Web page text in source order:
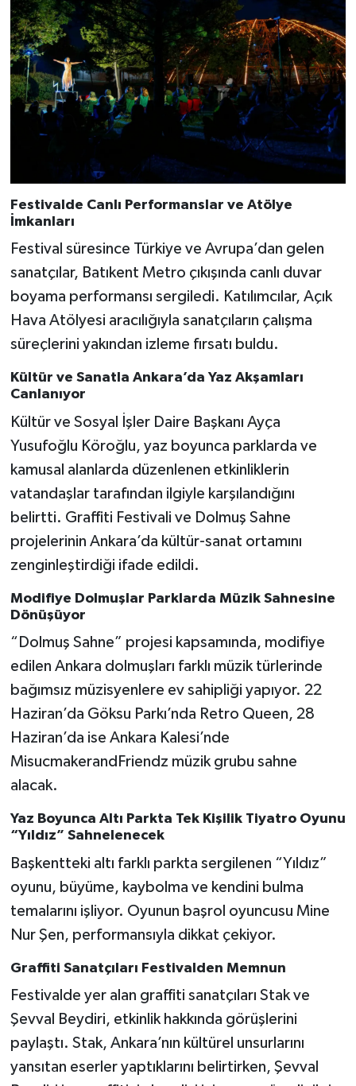
Festivalde Canlı Performanslar ve Atölye
İmkanları
Festival süresince Türkiye ve Avrupa’dan gelen
sanatçılar, Batıkent Metro çıkışında canlı duvar
boyama performansı sergiledi. Katılımcılar, Açık
Hava Atölyesi aracılığıyla sanatçıların çalışma
süreçlerini yakından izleme fırsatı buldu.
Kültür ve Sanatla Ankara’da Yaz Akşamları
Canlanıyor
Kültür ve Sosyal İşler Daire Başkanı Ayça
Yusufoğlu Köroğlu, yaz boyunca parklarda ve
kamusal alanlarda düzenlenen etkinliklerin
vatandaşlar tarafından ilgiyle karşılandığını
belirtti. Graffiti Festivali ve Dolmuş Sahne
projelerinin Ankara’da kültür-sanat ortamını
zenginleştirdiği ifade edildi.
Modifiye Dolmuşlar Parklarda Müzik Sahnesine
Dönüşüyor
“Dolmuş Sahne” projesi kapsamında, modifiye
edilen Ankara dolmuşları farklı müzik türlerinde
bağımsız müzisyenlere ev sahipliği yapıyor. 22
Haziran’da Göksu Parkı’nda Retro Queen, 28
Haziran’da ise Ankara Kalesi’nde
MisucmakerandFriendz müzik grubu sahne
alacak.
Yaz Boyunca Altı Parkta Tek Kişilik Tiyatro Oyunu
“Yıldız” Sahnelenecek
Başkentteki altı farklı parkta sergilenen “Yıldız”
oyunu, büyüme, kaybolma ve kendini bulma
temalarını işliyor. Oyunun başrol oyuncusu Mine
Nur Şen, performansıyla dikkat çekiyor.
Graffiti Sanatçıları Festivalden Memnun
Festivalde yer alan graffiti sanatçıları Stak ve
Şevval Beydiri, etkinlik hakkında görüşlerini
paylaştı. Stak, Ankara’nın kültürel unsurlarını
yansıtan eserler yaptıklarını belirtirken, Şevval